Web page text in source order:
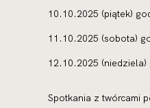
10.10.2025 (piątek)
11.10.2025 (sobota)
12.10.2025 (niedziela)
Spotkania z twórcami